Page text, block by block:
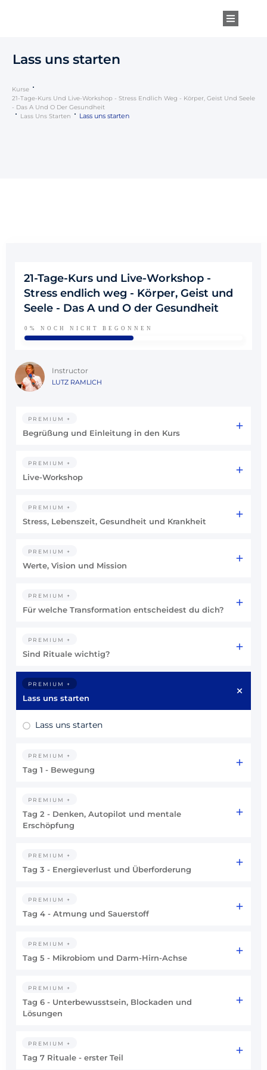
Lass uns starten
Kurse
21-Tage-Kurs Und Live-Workshop - Stress Endlich Weg - Körper, Geist Und Seele
- Das A Und O Der Gesundheit
Lass Uns Starten
Lass uns starten
21-Tage-Kurs und Live-Workshop -
Stress endlich weg - Körper, Geist und
Seele - Das A und O der Gesundheit
0% NOCH NICHT BEGONNEN
Instructor
LUTZ RAMLICH
PREMIUM +
Begrüßung und Einleitung in den Kurs
PREMIUM +
Live-Workshop
PREMIUM +
Stress, Lebenszeit, Gesundheit und Krankheit
PREMIUM +
Werte, Vision und Mission
PREMIUM +
Für welche Transformation entscheidest du dich?
PREMIUM +
Sind Rituale wichtig?
PREMIUM +
Lass uns starten
Lass uns starten
PREMIUM +
Tag 1 - Bewegung
PREMIUM +
Tag 2 - Denken, Autopilot und mentale
Erschöpfung
PREMIUM +
Tag 3 - Energieverlust und Überforderung
PREMIUM +
Tag 4 - Atmung und Sauerstoff
PREMIUM +
Tag 5 - Mikrobiom und Darm-Hirn-Achse
PREMIUM +
Tag 6 - Unterbewusstsein, Blockaden und
Lösungen
PREMIUM +
Tag 7 Rituale - erster Teil